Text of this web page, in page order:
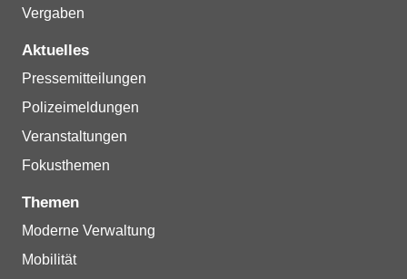
Vergaben
Aktuelles
Pressemitteilungen
Polizeimeldungen
Veranstaltungen
Fokusthemen
Themen
Moderne Verwaltung
Mobilität